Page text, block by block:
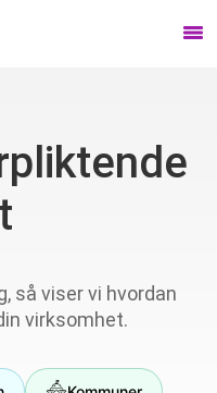
så viser vi hvordan
virksomhet.